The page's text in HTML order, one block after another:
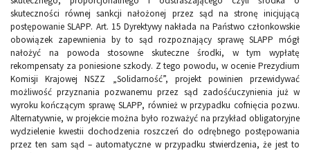
skuteczności równej sankcji nałożonej przez sąd na stronę inicjującą
postępowanie SLAPP. Art. 15 Dyrektywy nakłada na Państwo członkowskie
obowiązek zapewnienia by to sąd rozpoznający sprawę SLAPP mógł
nałożyć na powoda stosowne skuteczne środki, w tym wypłatę
rekompensaty za poniesione szkody. Z tego powodu, w ocenie Prezydium
Komisji Krajowej NSZZ „Solidarność”, projekt powinien przewidywać
możliwość przyznania pozwanemu przez sąd zadośćuczynienia już w
wyroku kończącym sprawę SLAPP, również w przypadku cofnięcia pozwu.
Alternatywnie, w projekcie można było rozważyć na przykład obligatoryjne
wydzielenie kwestii dochodzenia roszczeń do odrębnego postępowania
przez ten sam sąd – automatyczne w przypadku stwierdzenia, że jest to